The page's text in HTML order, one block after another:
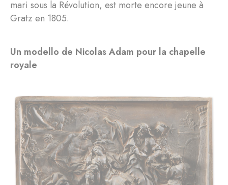
mari sous la Révolution, est morte encore jeune à
Gratz en 1805.
Un modello de Nicolas Adam pour la chapelle
royale